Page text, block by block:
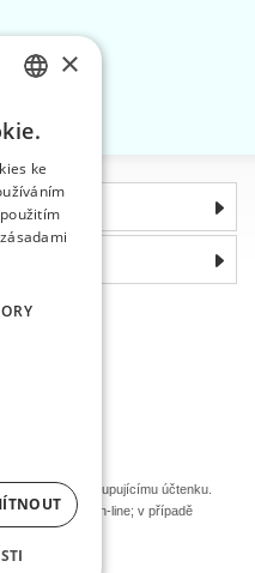
do košíku
Uničov
vystavit kupujícímu účtenku.
správce daně on-line; v případě
ENGLISH
GERMAN
×
ke